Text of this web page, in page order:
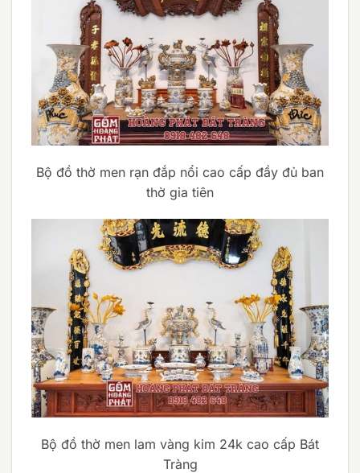
Bộ đồ thờ men rạn đắp nổi cao cấp đầy đủ ban
thờ gia tiên
Bộ đồ thờ men lam vàng kim 24k cao cấp Bát
Tràng